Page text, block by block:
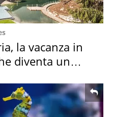
la vacanza in
diventa un